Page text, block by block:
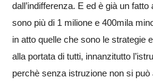
dall’indifferenza. E ed è già un
sono più di 1 milione e 400mila
in atto quelle che sono le strategie
alla portata di tutti, innanzitutto
perchè senza istruzione non si